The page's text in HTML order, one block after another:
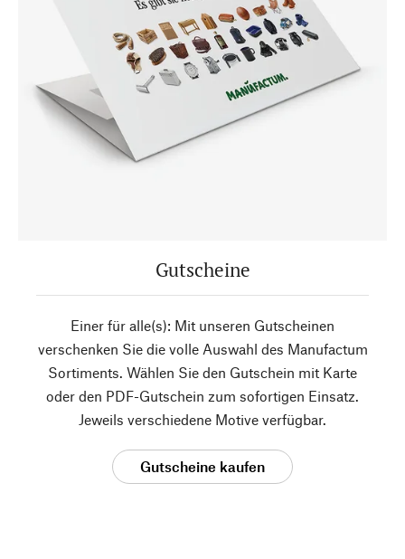
Gutscheine
Einer für alle(s): Mit unseren Gutscheinen
verschenken Sie die volle Auswahl des Manufactum
Sortiments. Wählen Sie den Gutschein mit Karte
oder den PDF-Gutschein zum sofortigen Einsatz.
Jeweils verschiedene Motive verfügbar.
Gutscheine kaufen